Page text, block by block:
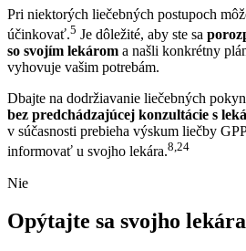
Pri niektorých liečebných postupoch
účinkovať.5 Je dôležité, aby ste sa
so svojím lekárom a našli konkrétny
vyhovuje vašim potrebám.
Dbajte na dodržiavanie liečebných
bez predchádzajúcej konzultácie s
v súčasnosti prebieha výskum liečby
informovať u svojho lekára.8,24
Nie
Opýtajte sa svojho lekára